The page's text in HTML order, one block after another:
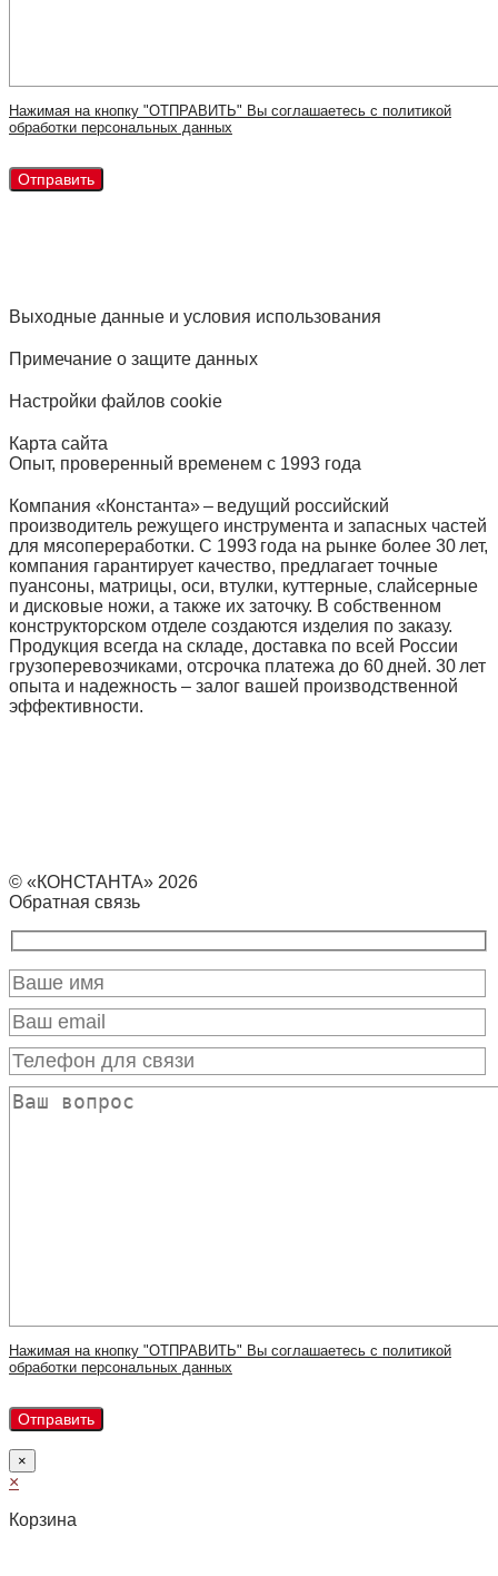
Нажимая на кнопку "ОТПРАВИТЬ" Вы соглашаетесь с политикой
обработки персональных данных
Выходные данные и условия использования
Примечание о защите данных
Настройки файлов cookie
Карта сайта
Опыт, проверенный временем с 1993 года
Компания «Константа» – ведущий российский
производитель режущего инструмента и запасных частей
для мясопереработки. С 1993 года на рынке более 30 лет,
компания гарантирует качество, предлагает точные
пуансоны, матрицы, оси, втулки, куттерные, слайсерные
и дисковые ножи, а также их заточку. В собственном
конструкторском отделе создаются изделия по заказу.
Продукция всегда на складе, доставка по всей России
грузоперевозчиками, отсрочка платежа до 60 дней. 30 лет
опыта и надежность – залог вашей производственной
эффективности.
© «КОНСТАНТА» 2026
Обратная связь
Нажимая на кнопку "ОТПРАВИТЬ" Вы соглашаетесь с политикой
обработки персональных данных
×
×
Корзина